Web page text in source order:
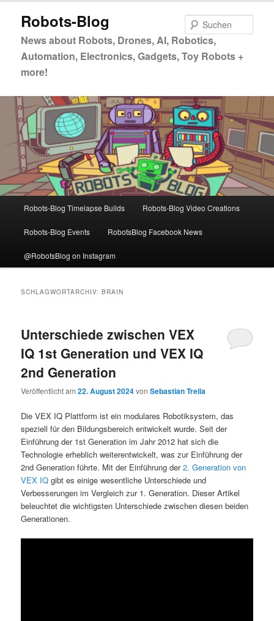
primären
springen
sekundären
springen
Robots-Blog
News about Robots, Drones, AI, Robotics,
Automation, Electronics, Gadgets, Toy Robots +
more!
Robots-Blog Timelapse Builds Robots-Blog Video Creations
Robots-Blog Events RobotsBlog Facebook News
@RobotsBlog on Instagram
SCHLAGWORTARCHIV:BRAIN
Unterschiede zwischen VEX
IQ 1st Generation und VEX IQ
2nd Generation
Veröffentlicht am22. August 2024vonSebastian Trella
Die VEX IQ Plattform ist ein modulares Robotiksystem, das
speziell für den Bildungsbereich entwickelt wurde. Seit der
Einführung der 1st Generation im Jahr 2012 hat sich die
Technologie erheblich weiterentwickelt, was zur Einführung der
2nd Generation führte. Mit der Einführung der2. Generation von
VEX IQgibt es einige wesentliche Unterschiede und
Verbesserungen im Vergleich zur 1. Generation. Dieser Artikel
beleuchtet die wichtigsten Unterschiede zwischen diesen beiden
Generationen.